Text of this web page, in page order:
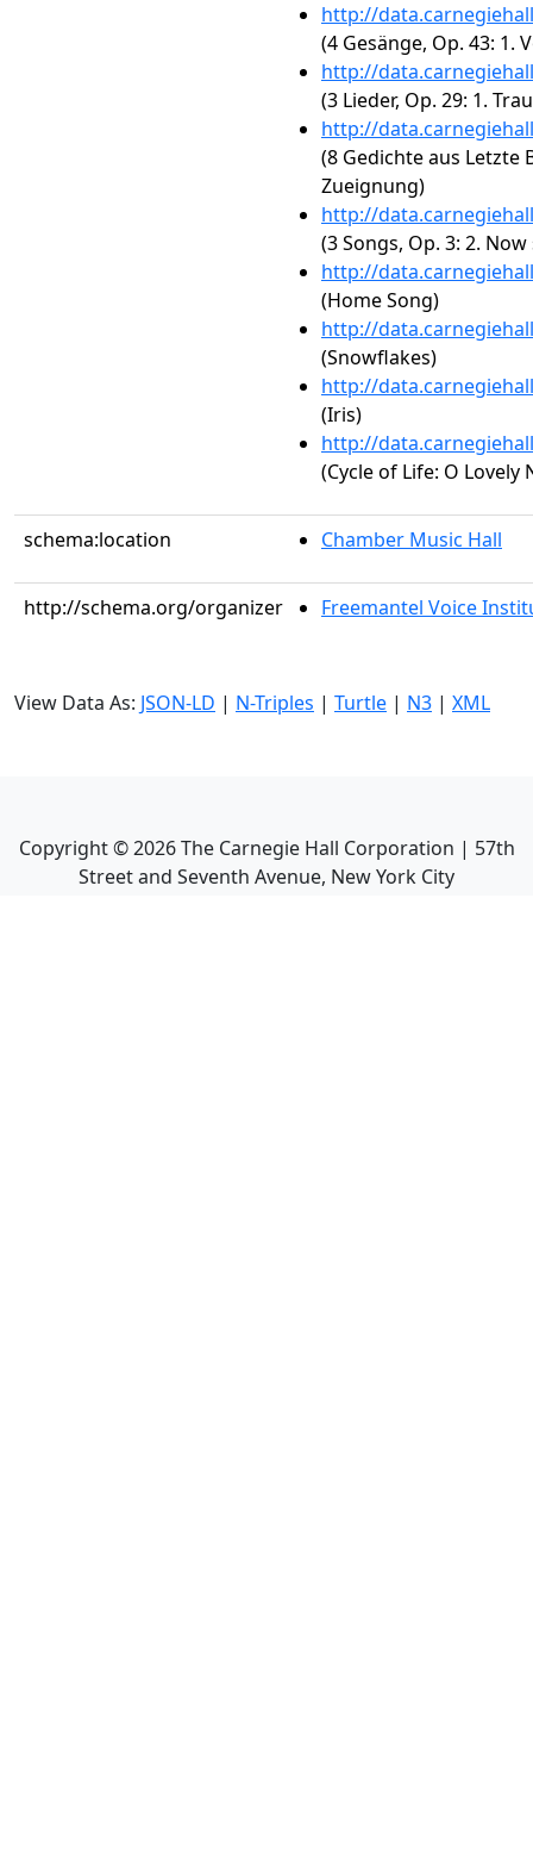
http://
(4 Gesänge, Op. 43: 1.
http://
(3 Lieder, Op. 29: 1.
http://
(8 Gedichte aus Letzte
Zueignung)
http://
(3 Songs, Op. 3: 2.
http://
(Home Song)
http://
(Snowflakes)
http://
(Iris)
http://
(Cycle of Life: O Lovely
schema:location Chamber Music Hall
http://schema.org/organizer Freemantel Voice
View Data As: JSON-LD | N-Triples | Turtle | N3 | XML
Copyright ©2026The Carnegie Hall Corporation | 57th
Street and Seventh Avenue, New York City